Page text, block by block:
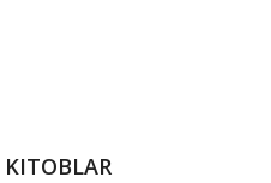
KITOBLAR